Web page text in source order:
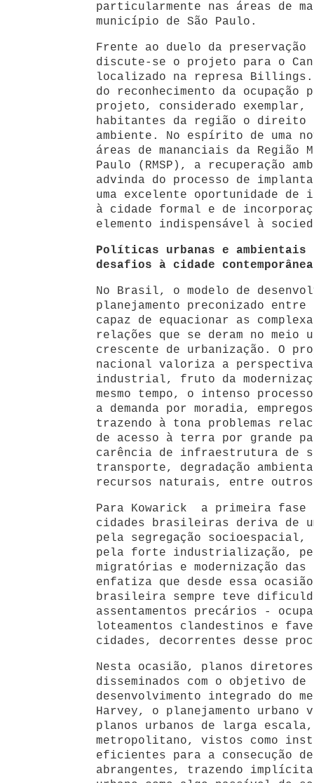
particularmente nas áreas de
município de São Paulo.
Frente ao duelo da preservação
discute-se o projeto para o
localizado na represa
do reconhecimento da
projeto, considerado exemplar,
habitantes da região o direito
ambiente. No espírito de uma
áreas de mananciais da Região
Paulo (RMSP), a recuperação
advinda do processo de
uma excelente oportunidade de
à cidade formal e de
elemento indispensável à
Políticas urbanas e
desafios à cidade
No Brasil, o modelo de
planejamento preconizado
capaz de equacionar as
relações que se deram no meio
crescente de urbanização. O
nacional valoriza a
industrial, fruto da
mesmo tempo, o intenso
a demanda por moradia,
trazendo à tona problemas
de acesso à terra por grande
carência de infraestrutura de
transporte, degradação
recursos naturais, entre
Para Kowarick a primeira fase
cidades brasileiras deriva de
pela segregação
pela forte industrialização,
migratórias e modernização
enfatiza que desde essa
brasileira sempre teve
assentamentos precários -
loteamentos clandestinos e
cidades, decorrentes desse
Nesta ocasião, planos
disseminados com o objetivo de
desenvolvimento integrado do
Harvey, o planejamento urbano
planos urbanos de larga
metropolitano, vistos como
eficientes para a consecução
abrangentes, trazendo